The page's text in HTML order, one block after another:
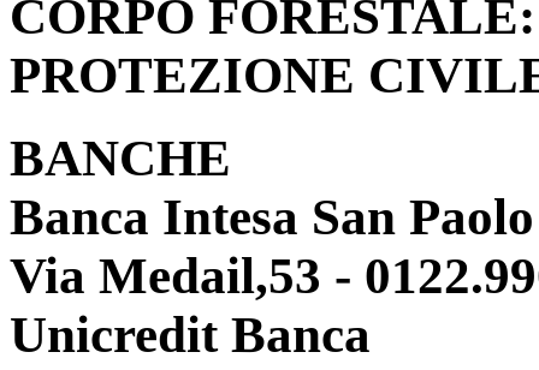
CORPO FORESTALE:
PROTEZIONE
BANCHE
Banca Intesa San Paolo
Via Medail,53 -
Unicredit Banca